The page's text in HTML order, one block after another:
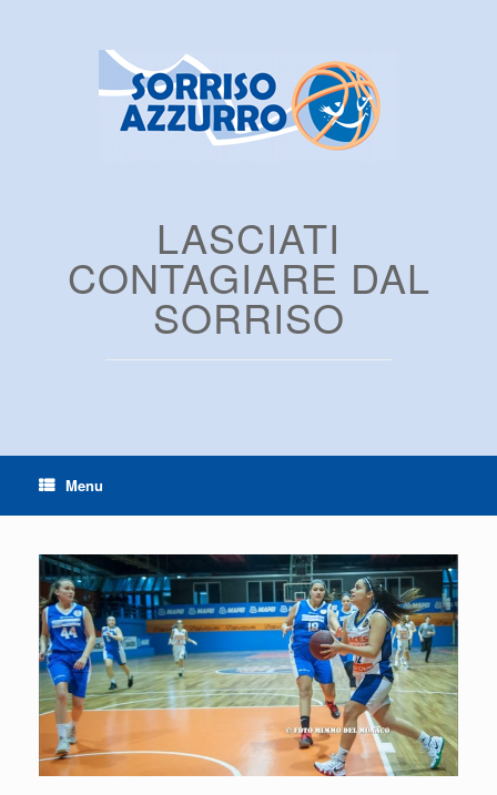
LASCIATI
CONTAGIARE DAL
SORRISO
Menu